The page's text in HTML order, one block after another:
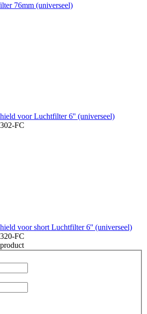
76mm (universeel)
voor Luchtfilter 6'' (universeel)
FC
voor short Luchtfilter 6'' (universeel)
FC